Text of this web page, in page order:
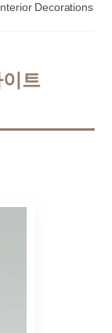
Decorations
트